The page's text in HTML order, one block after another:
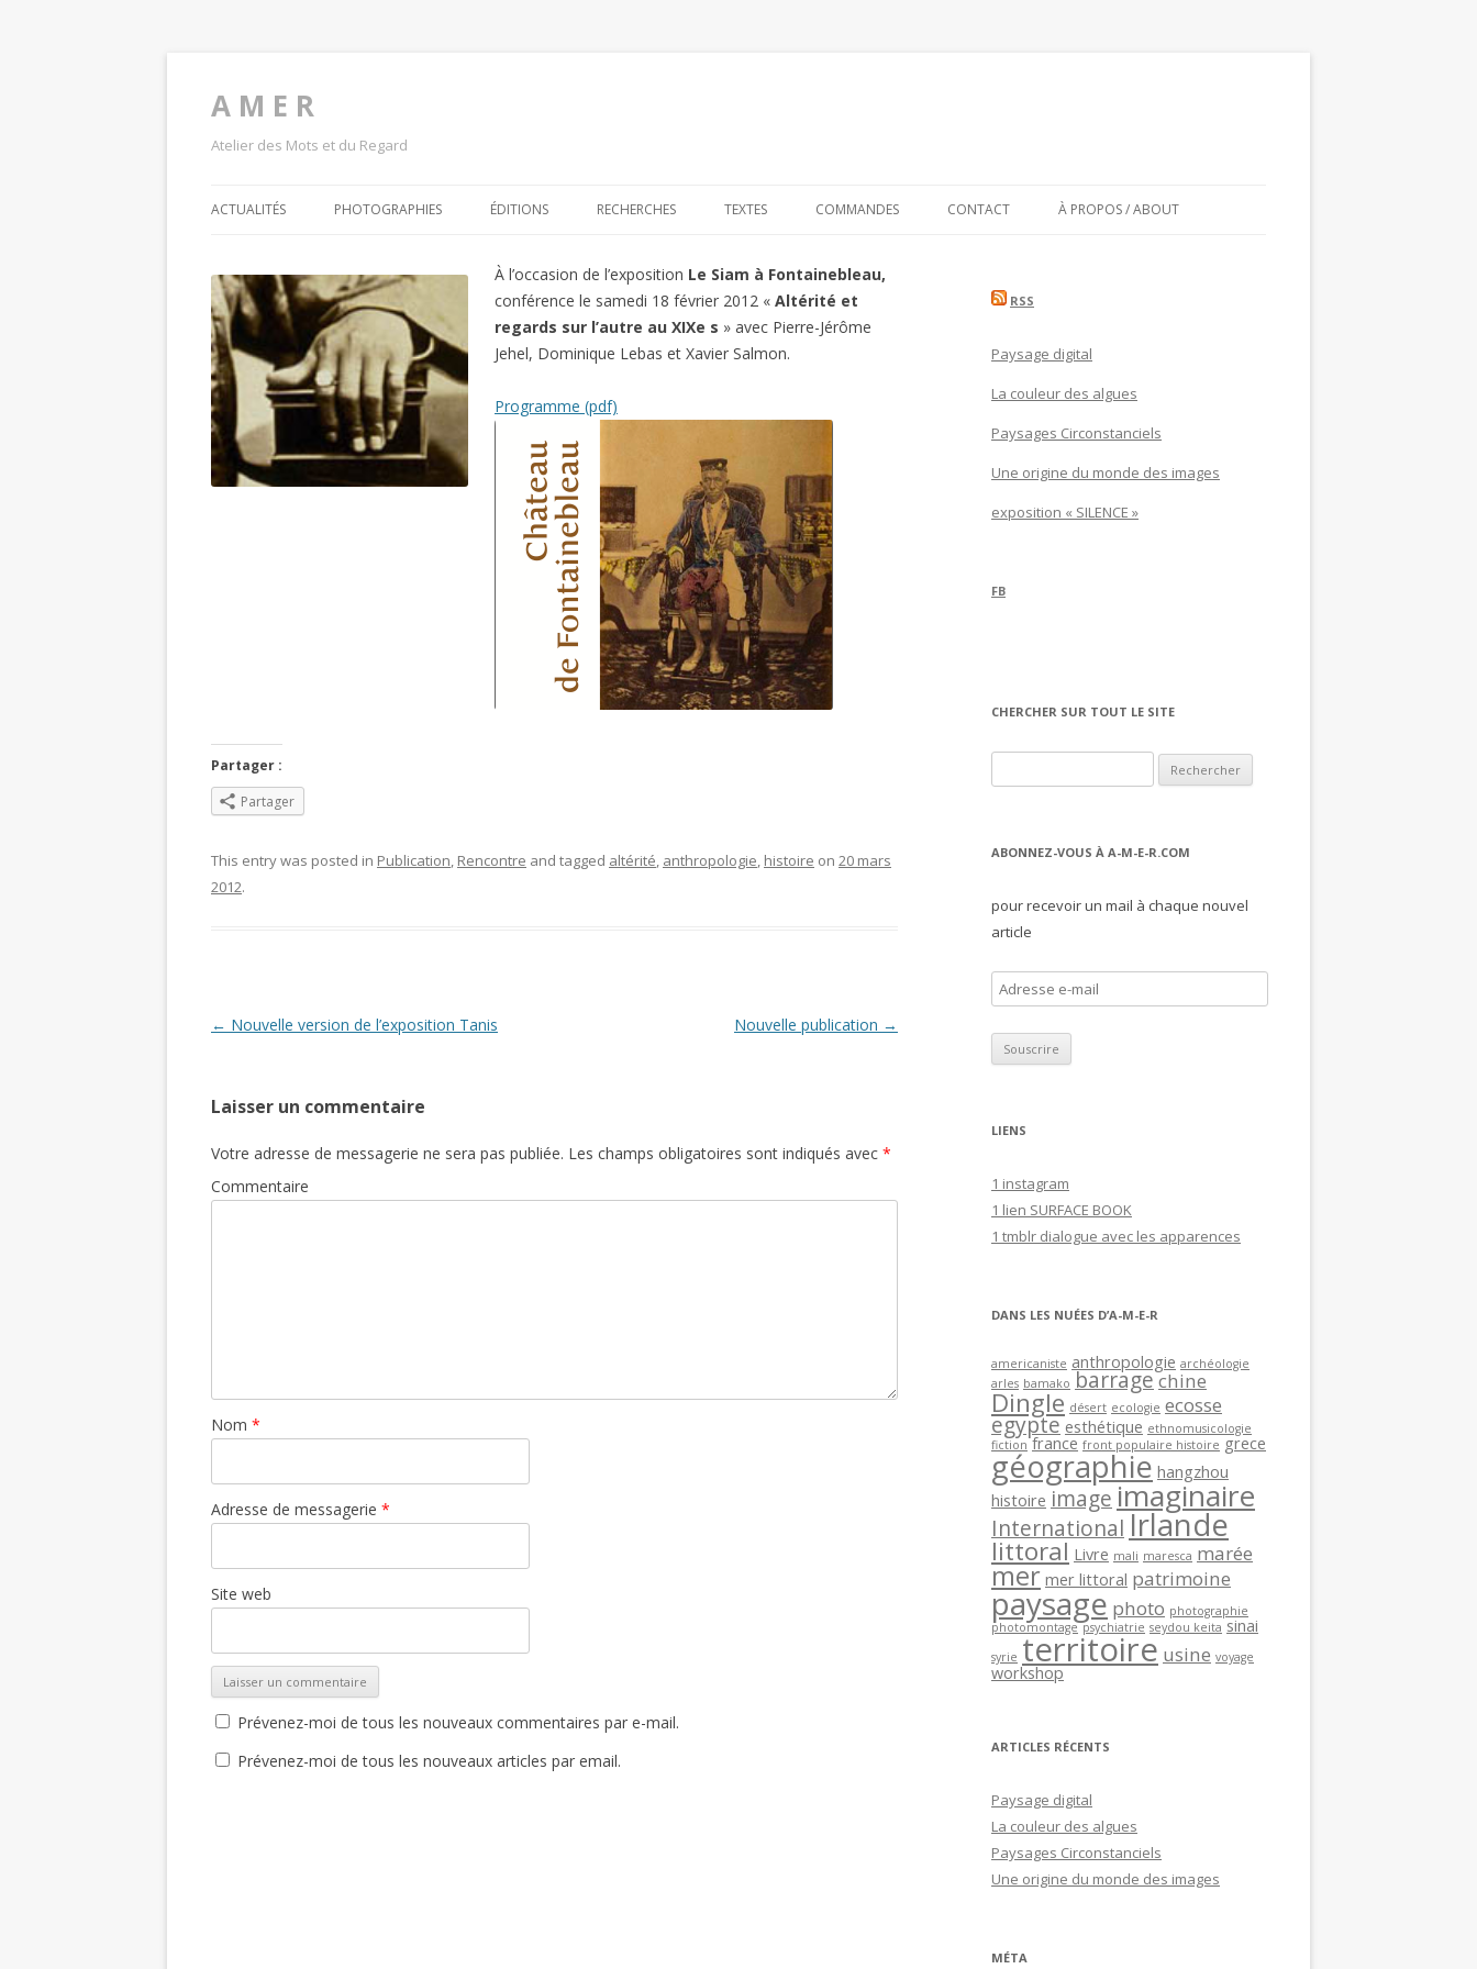
A M E R
Atelier des Mots et du Regard
ACTUALITÉS PHOTOGRAPHIES ÉDITIONS RECHERCHES TEXTES COMMANDES CONTACT À PROPOS / ABOUT
À l’occasion de l’exposition Le Siam à Fontainebleau,
conférence le samedi 18 février 2012 « Altérité et
regards sur l’autre au XIXe s » avec Pierre-Jérôme
Jehel, Dominique Lebas et Xavier Salmon.
Programme (pdf)
Partager :
Partager
This entry was posted in Publication, Rencontre and tagged altérité, anthropologie, histoire on 20 mars
2012.
Post navigation
← Nouvelle version de l’exposition Tanis Nouvelle publication →
Laisser un commentaire
Votre adresse de messagerie ne sera pas publiée. Les champs obligatoires sont indiqués avec *
Commentaire
Nom *
Adresse de messagerie *
Site web
Prévenez-moi de tous les nouveaux commentaires par e-mail.
Prévenez-moi de tous les nouveaux articles par email.
RSS
Paysage digital
La couleur des algues
Paysages Circonstanciels
Une origine du monde des images
exposition « SILENCE »
FB
CHERCHER SUR TOUT LE SITE
ABONNEZ-VOUS À A-M-E-R.COM
pour recevoir un mail à chaque nouvel
article
d
r
e
-
m
a
LIENS
1 instagram
1 lien SURFACE BOOK
1 tmblr dialogue avec les apparences
DANS LES NUÉES D’A-M-E-R
americaniste anthropologie archéologie
arles bamako barrage chine
Dingle désert ecologie ecosse
egypte esthétique ethnomusicologie
fiction france front populaire histoire grece
géographie hangzhou
histoire imageimaginaire
InternationalIrlande
littoral Livre mali maresca marée
mer mer littoral patrimoine
paysage photo photographie
photomontage psychiatrie seydou keita sinai
syrie territoire usine voyage
workshop
ARTICLES RÉCENTS
Paysage digital
La couleur des algues
Paysages Circonstanciels
Une origine du monde des images
MÉTA